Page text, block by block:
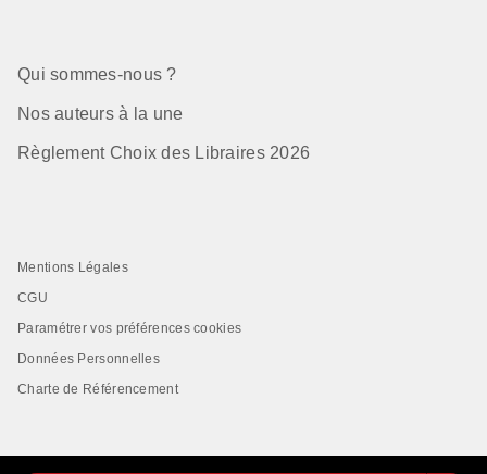
Qui sommes-nous ?
Nos auteurs à la une
Règlement Choix des Libraires 2026
Mentions Légales
CGU
Paramétrer vos préférences cookies
Données Personnelles
Charte de Référencement